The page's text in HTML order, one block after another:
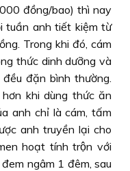
đồng/bao) thì nay
tuần anh tiết kiệm từ
Trong khi đó, cám
thức dinh dưỡng và
đặn bình thường.
khi dùng thức ăn
anh chỉ là cám, tấm
anh truyền lại cho
hoạt tính trộn với
ngâm 1 đêm, sau